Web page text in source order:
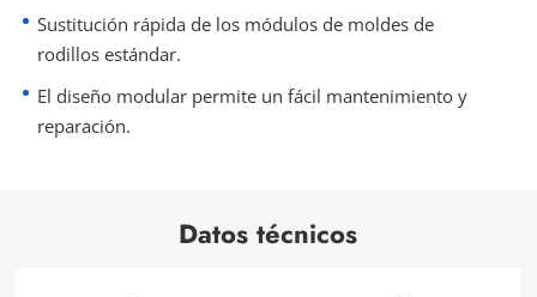
Sustitución rápida de los módulos de moldes de
rodillos estándar.
El diseño modular permite un fácil mantenimiento y
reparación.
Datos técnicos